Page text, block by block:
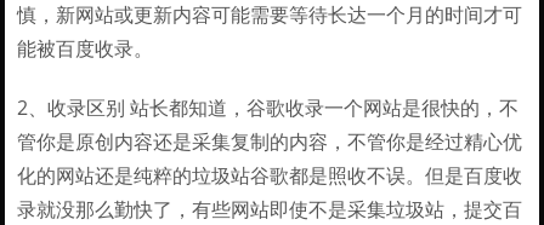
慎，新网站或更新内容可能需要等待长达一个月的时间才可
能被百度收录。
2、收录区别 站长都知道，谷歌收录一个网站是很快的，不
管你是原创内容还是采集复制的内容，不管你是经过精心优
化的网站还是纯粹的垃圾站谷歌都是照收不误。但是百度收
录就没那么勤快了，有些网站即使不是采集垃圾站，提交百